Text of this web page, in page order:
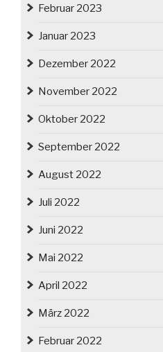
Februar 2023
Januar 2023
Dezember 2022
November 2022
Oktober 2022
September 2022
August 2022
Juli 2022
Juni 2022
Mai 2022
April 2022
März 2022
Februar 2022